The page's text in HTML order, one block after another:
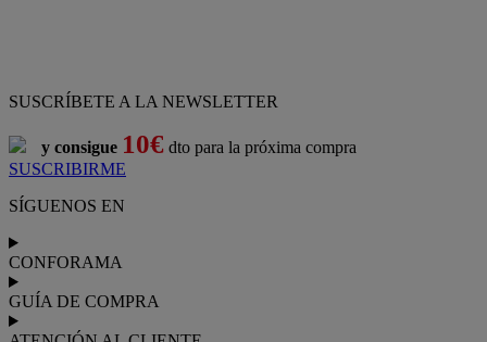
SUSCRÍBETE A LA NEWSLETTER
y consigue 10€ dto para la próxima compra
SUSCRIBIRME
SÍGUENOS EN
CONFORAMA
GUÍA DE COMPRA